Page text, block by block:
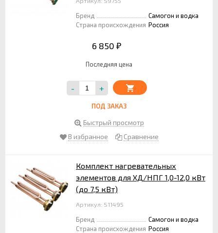
Бренд
Самогон и водка
Страна происхождения Россия
6 850 ₽
Последняя цена
- +
ПОД ЗАКАЗ
Быстрый просмотр
В избранное
Сравнение
Комплект нагревательных
элементов для ХД/НПГ 1,0-12,0 кВт
(до 7,5 кВт)
Артикул: S11495
Бренд
Самогон и водка
Страна происхождения Россия